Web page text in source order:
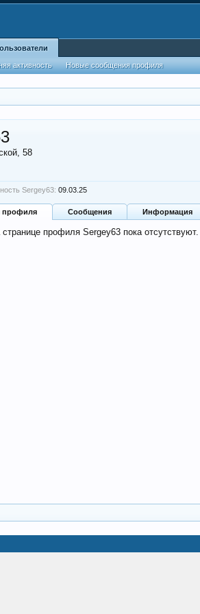
58
Sergey63: 09.03.25
профиля Сообщения Информация
профиля Sergey63 пока отсутствуют.
активность Новые сообщения профиля